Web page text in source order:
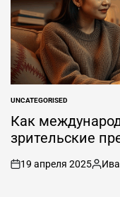
ОПУБЛИКОВАНО
В
UNCATEGORISED
Как
зрительские
вкл
19 апреля 2025